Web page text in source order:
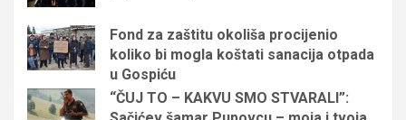
Fond za zaštitu okoliša procijenio
koliko bi mogla koštati sanacija otpada
u Gospiću
“ČUJ TO – KAKVU SMO STVARALI”: